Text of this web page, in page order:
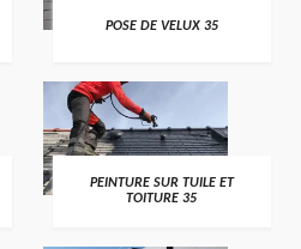
POSE DE VELUX 35
PEINTURE SUR TUILE ET
TOITURE 35